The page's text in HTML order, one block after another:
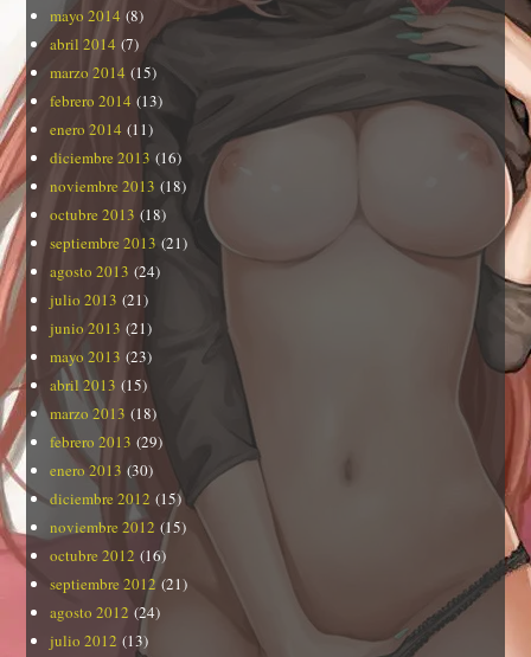
mayo 2014 (8)
abril 2014 (7)
marzo 2014 (15)
febrero 2014 (13)
enero 2014 (11)
diciembre 2013 (16)
noviembre 2013 (18)
octubre 2013 (18)
septiembre 2013 (21)
agosto 2013 (24)
julio 2013 (21)
junio 2013 (21)
mayo 2013 (23)
abril 2013 (15)
marzo 2013 (18)
febrero 2013 (29)
enero 2013 (30)
diciembre 2012 (15)
noviembre 2012 (15)
octubre 2012 (16)
septiembre 2012 (21)
agosto 2012 (24)
julio 2012 (13)